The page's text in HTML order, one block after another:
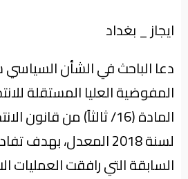
نحن
ايجاز _ بغداد
دعا الباحث في الشأن
المفوضية العليا المستقلة
لسنة 2018 المعدل، بهدف
السابقة التي رافقت العمليات